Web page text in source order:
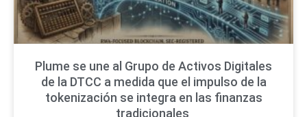
Plume se une al Grupo de Activos Digitales
de la DTCC a medida que el impulso de la
tokenización se integra en las finanzas
tradicionales